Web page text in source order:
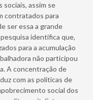
assim se
contratados para
ser essa a grande
identifica que,
para a acumulação
não participou
A concentração de
com as políticas de
social dos